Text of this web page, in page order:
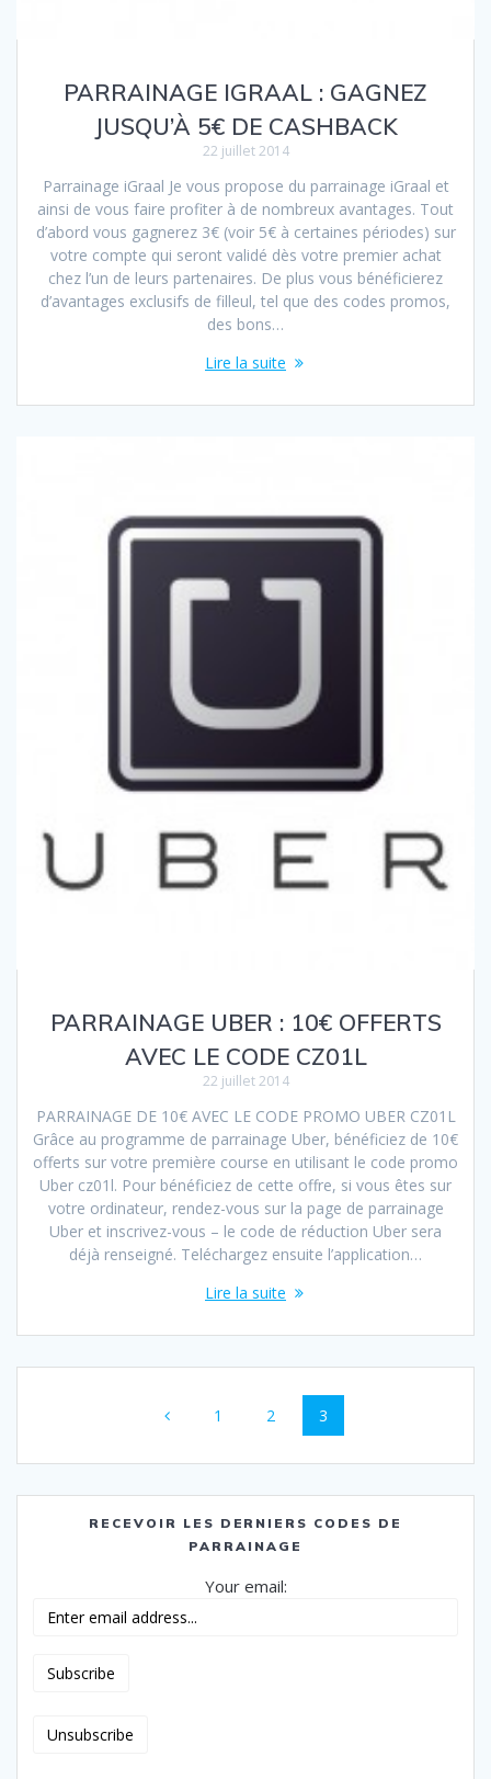
PARRAINAGE IGRAAL : GAGNEZ
JUSQU’À 5€ DE CASHBACK
22 juillet 2014
Parrainage iGraal Je vous propose du parrainage iGraal et
ainsi de vous faire profiter à de nombreux avantages. Tout
d’abord vous gagnerez 3€ (voir 5€ à certaines périodes) sur
votre compte qui seront validé dès votre premier achat
chez l’un de leurs partenaires. De plus vous bénéficierez
d’avantages exclusifs de filleul, tel que des codes promos,
des bons…
Lire la suite
PARRAINAGE UBER : 10€ OFFERTS
AVEC LE CODE CZ01L
22 juillet 2014
PARRAINAGE DE 10€ AVEC LE CODE PROMO UBER CZ01L
Grâce au programme de parrainage Uber, bénéficiez de 10€
offerts sur votre première course en utilisant le code promo
Uber cz01l. Pour bénéficiez de cette offre, si vous êtes sur
votre ordinateur, rendez-vous sur la page de parrainage
Uber et inscrivez-vous – le code de réduction Uber sera
déjà renseigné. Teléchargez ensuite l’application…
Lire la suite
sein
Page
1 Page
2 Page
3
RECEVOIR LES DERNIERS CODES DE
PARRAINAGE
Your email: